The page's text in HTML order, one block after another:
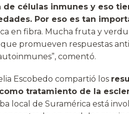
células inmunes y eso
Por eso es tan
en fibra. Mucha fruta y
promueven respuestas
comentó.
Escobedo compartió los
tratamiento de la
local de Suramérica está